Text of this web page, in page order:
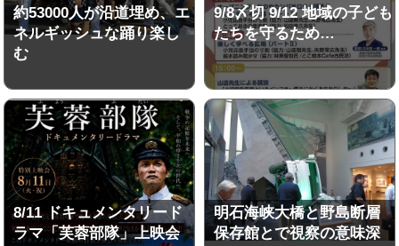
約53000人が沿道埋め、エ
ネルギッシュな踊り楽し
む
9/8〆切 9/12 地域の子ども
たちを守るため…
8/11 ドキュメンタリード
ラマ「芙蓉部隊」上映会
明石海峡大橋と野島断層
保存館とで視察の意味深